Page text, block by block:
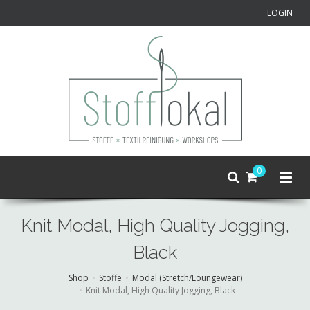
LOGIN
0
Knit Modal, High Quality Jogging,
Black
Shop Stoffe
Modal (Stretch/Loungewear)
Knit Modal, High Quality Jogging, Black